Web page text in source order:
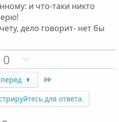
н
ы
й
г
л
о
с
и что-таки никто
дело говорит- нет бы
П0
е
а
т для ответа.